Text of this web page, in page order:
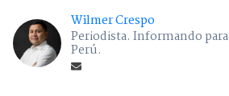
Wilmer Crespo
Periodista. Informando
Perú.